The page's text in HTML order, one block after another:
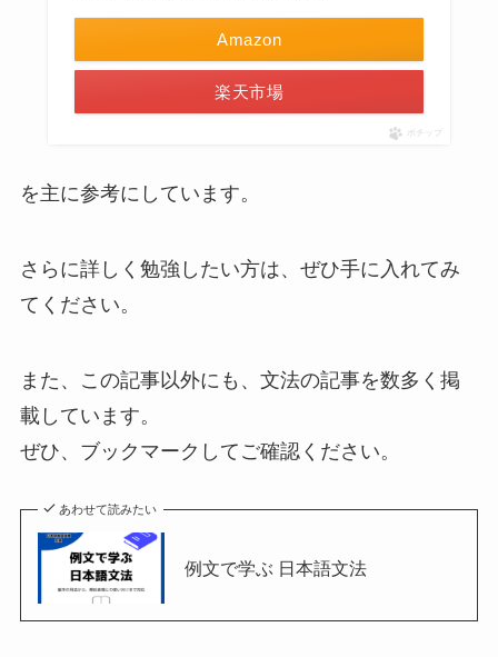
Amazon
楽天市場
ポチップ
を主に参考にしています。
さらに詳しく勉強したい方は、ぜひ手に入れてみ
てください。
また、この記事以外にも、文法の記事を数多く掲
載しています。
ぜひ、ブックマークしてご確認ください。
あわせて読みたい
例文で学ぶ 日本語文法